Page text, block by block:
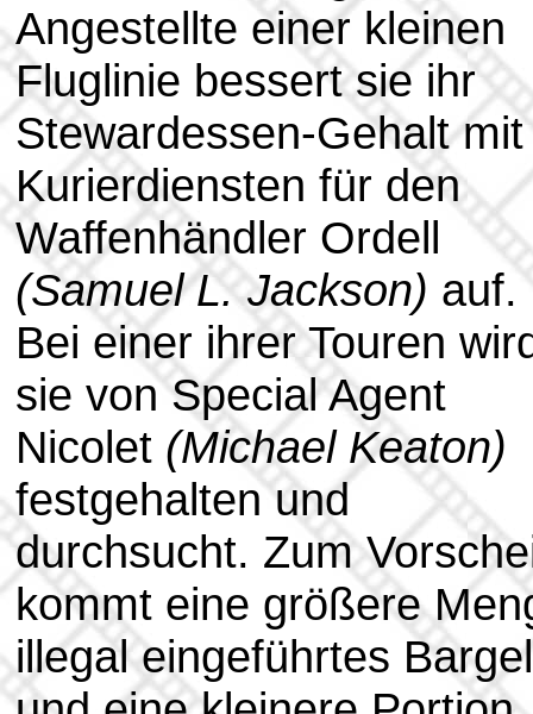
Angestellte einer kleinen
Fluglinie bessert sie ihr
Stewardessen-Gehalt mit
Kurierdiensten für den
Waffenhändler Ordell
(Samuel L. Jackson) auf.
Bei einer ihrer Touren
sie von Special Agent
Nicolet (Michael Keaton)
festgehalten und
durchsucht. Zum
kommt eine größere
illegal eingeführtes